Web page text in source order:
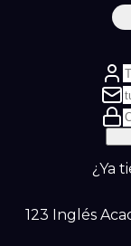
¿Ya
123 Inglés